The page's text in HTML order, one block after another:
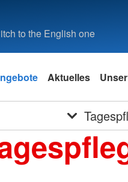
to the English one
Aktuelles